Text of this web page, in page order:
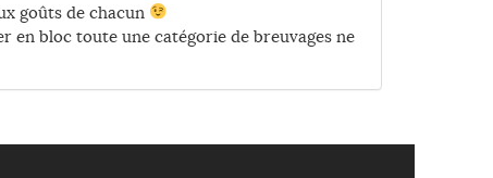
goûts de chacun
en bloc toute une catégorie de breuvages ne